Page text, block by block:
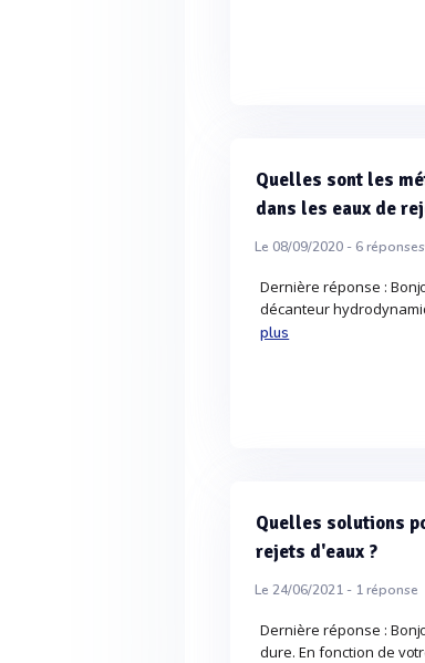
Quelles sont les
dans les eaux de
Le 08/09/2020 - 6réponses
Dernière réponse :
décanteur
plus
Quelles solutions
rejets d'eaux ?
Le 24/06/2021 - 1réponse
Dernière réponse :
dure. En fonction de